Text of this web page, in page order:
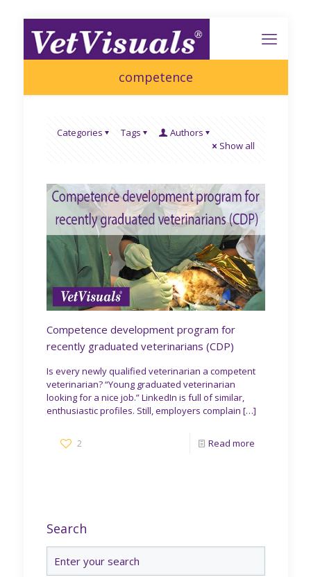
competence
Categories Tags
Authors
Show all
Competence development program for
recently graduated veterinarians (CDP)
Is every newly qualified veterinarian a competent
veterinarian? “Young graduated veterinarian
looking for a nice job.” LinkedIn is full of similar,
enthusiastic profiles. Still, employers complain […]
2 Read more
Search